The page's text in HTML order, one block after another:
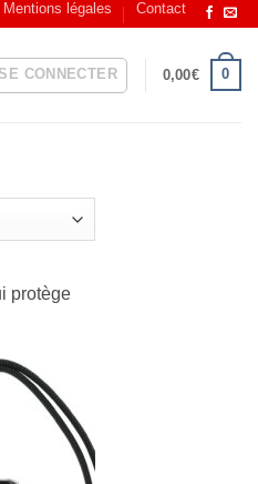
Mentions légales Contact
SE CONNECTER 0,00€ 0
protège